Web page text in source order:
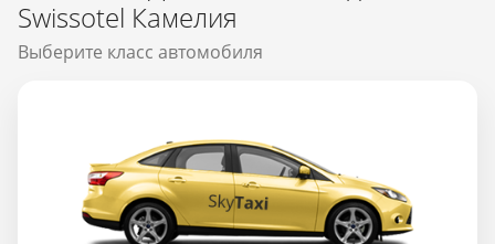
Swissotel Камелия
Выберите класс автомобиля